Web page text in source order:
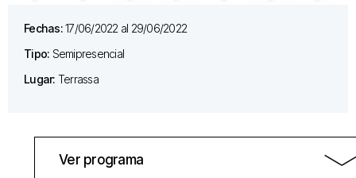
Fechas:17/06/2022 al 29/06/2022
Tipo: Semipresencial
Lugar: Terrassa
Ver programa